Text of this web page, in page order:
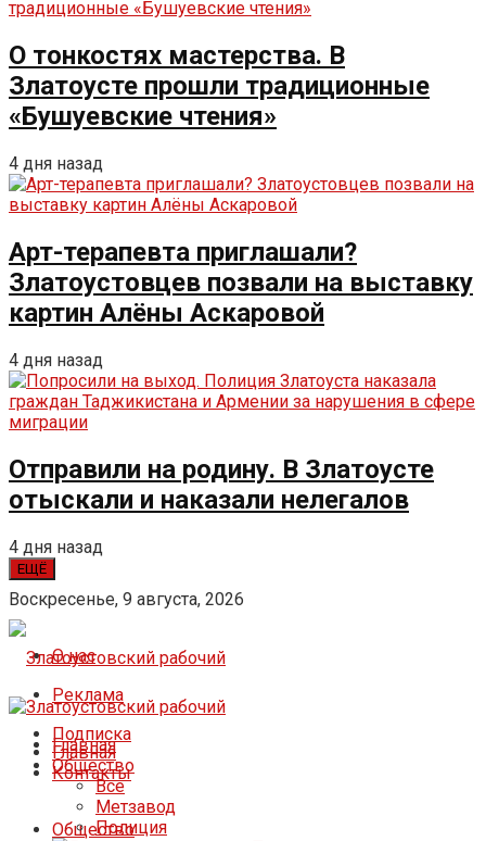
О тонкостях мастерства. В
Златоусте прошли традиционные
«Бушуевские чтения»
4 дня назад
Арт-терапевта приглашали?
Златоустовцев позвали на выставку
картин Алёны Аскаровой
4 дня назад
Отправили на родину. В Златоусте
отыскали и наказали нелегалов
4 дня назад
ЕЩЁ
Воскресенье, 9 августа, 2026
О нас
Реклама
Подписка
Контакты
Главная
Общество
Главная
Общество
Все
Метзавод
Полиция